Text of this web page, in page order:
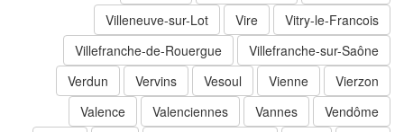
Vitry-le-Francois
Villeneuve-sur-Lot
Villefranche-sur-Saône
Villefranche-de-Rouergue
Vierzon
Vienne
Vesoul
Vervins
Verdun
Vendôme
Vannes
Valenciennes
Valence